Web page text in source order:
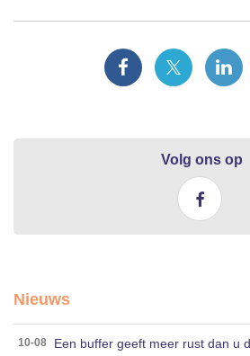
Volg ons op
Nieuws
10-08 Een buffer geeft meer rust dan u